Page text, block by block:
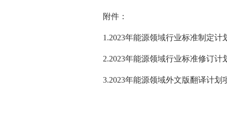
附件：
1.2023年能源领域行业标准制定计
2.2023年能源领域行业标准修订计
3.2023年能源领域外文版翻译计划